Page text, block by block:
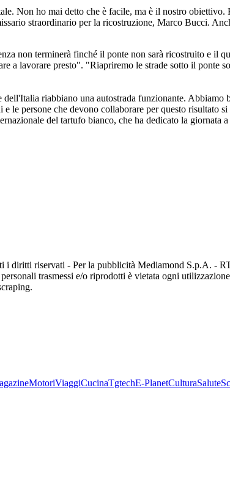
Non ho mai detto che è facile, ma è il nostro
straordinario per la ricostruzione, Marco Bucci.
non terminerà finché il ponte non sarà ricostruito e il
a lavorare presto". "Riapriremo le strade sotto il ponte
riabbiano una autostrada funzionante. Abbiamo
le persone che devono collaborare per questo risultato
del tartufo bianco, che ha dedicato la giornata
diritti riservati - Per la pubblicità Mediamond S.p.A. -
trasmessi e/o riprodotti è vietata ogni
MotoriViaggiCucinaTgtechE-PlanetCulturaSalute